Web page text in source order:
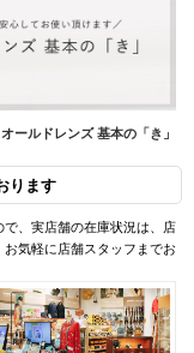
ールドレンズ 基本の「き」
ります
、実店舗の在庫状況は、店
気軽に店舗スタッフまでお